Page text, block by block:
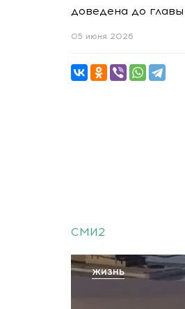
доведена до
05 июня 2026
СМИ2
ЖИЗНЬ